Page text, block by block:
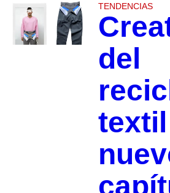
TENDENCIAS
del